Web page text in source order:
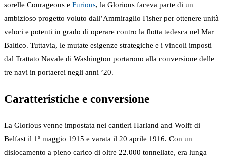
sorelle Courageous e Furious, la Glorious faceva parte di un
ambizioso progetto voluto dall’Ammiraglio Fisher per ottenere unità
veloci e potenti in grado di operare contro la flotta tedesca nel Mar
Baltico. Tuttavia, le mutate esigenze strategiche e i vincoli imposti
dal Trattato Navale di Washington portarono alla conversione delle
tre navi in portaerei negli anni ’20.
Caratteristiche e conversione
La Glorious venne impostata nei cantieri Harland and Wolff di
Belfast il 1º maggio 1915 e varata il 20 aprile 1916. Con un
dislocamento a pieno carico di oltre 22.000 tonnellate, era lunga